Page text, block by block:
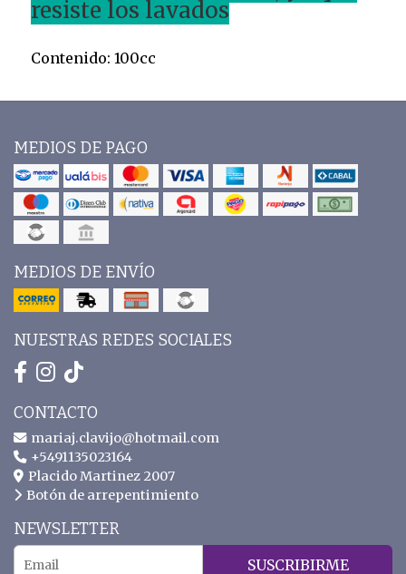
resiste los lavados
Contenido: 100cc
MEDIOS DE PAGO
MEDIOS DE ENVÍO
NUESTRAS REDES SOCIALES
CONTACTO
mariaj.clavijo@hotmail.com
+5491135023164
Placido Martinez 2007
Botón de arrepentimiento
NEWSLETTER
SUSCRIBIRME